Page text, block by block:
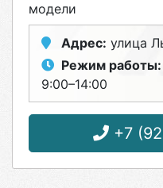
модели
Адрес: улица
Режим работы:
9:00–14:00
+7